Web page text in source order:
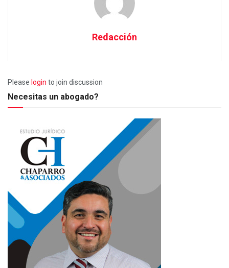
Redacción
Please login to join discussion
Necesitas un abogado?